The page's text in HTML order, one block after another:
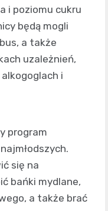
i poziomu cukru
będą mogli
a także
uzależnień,
i
program
się na
bańki mydlane,
a także brać